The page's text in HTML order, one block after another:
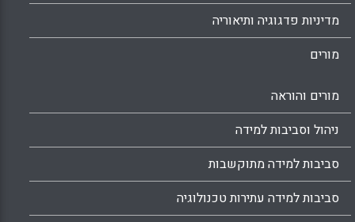
מדיניות פדגוגיה ותיאוריה
מורים
מורים והוראה
ניהול וסביבות למידה
סביבות למידה מתוקשבות
סביבות למידה עתירות טכנולוגיה